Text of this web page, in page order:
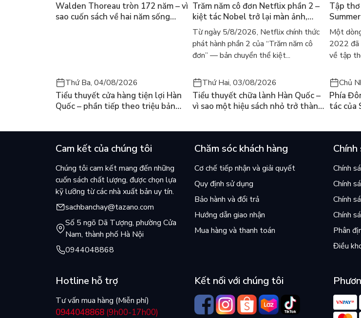
Walden Thoreau tròn 172 năm – vì
sao cuốn sách về hai năm sống
Trăm năm cô đơn Netflix phần 2 –
kiệt tác Nobel trở lại màn ảnh,
dòng người tìm đọc lại García
Márquez
Từ ngày 5/8/2026, Netflix chính thức
phát hành phần 2 của “Trăm năm cô
đơn” — bản chuyển thể kiệt...
Tập
ra mắt
gây sốt
Một
2022 đã
về tập
Thứ Ba, 04/08/2026
Tiểu thuyết cửa hàng tiện lợi Hàn
Quốc – phần tiếp theo triệu bản
Thứ Hai, 03/08/2026
Tiểu thuyết chữa lành Hàn Quốc –
vì sao một hiệu sách nhỏ trở thành
Chủ
Phía
tác của
Cam kết của chúng tôi
Chúng tôi cam kết mang đến những
cuốn sách chất lượng, được chọn lựa
kỹ lưỡng từ các nhà xuất bản uy tín.
sachbanchay@tazano.com
Số 5 ngõ Dã Tượng, phường Cửa
Nam, thành phố Hà Nội
0944048868
Chăm sóc khách hàng
Cơ chế tiếp nhận và giải quyết
Quy định sử dụng
Bảo hành và đổi trả
Hướng dẫn giao nhận
Mua hàng và thanh toán
Chính
Chính
Chính
Chính
Chính
Phân
Điều
Hotline hỗ trợ
Tư vấn mua hàng (Miễn phí)
0944048868 (9h00-17h00)
Kết nối với chúng tôi